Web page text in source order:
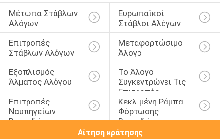
Μέτωπα Στάβλων
Αλόγων
Ευρωπαϊκοί
Στάβλοι Αλόγων
Επιτροπές
Στάβλων Αλόγων
Μεταφορτώσιμο
Άλογο
Εξοπλισμός
Άλματος Αλόγου
Το Άλογο
Συγκεντρώνει Τις
Επιτροπές
Επιτροπές
Ναυπηγείων
Βοοειδών
Κεκλιμένη Ράμπα
Φόρτωσης
Βοοειδών
Αίτηση κράτησης